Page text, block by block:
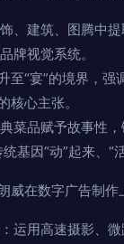
、建筑、图腾中
牌视觉系统。
至“宴”的境界，
核心主张。
菜品赋予故事性
基因“动”起来、“
威在数字广告制作
：运用高速摄影、